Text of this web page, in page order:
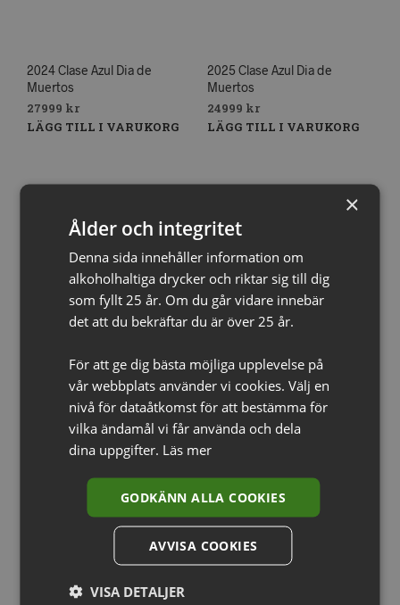
2024 Clase Azul Dia de
Muertos
27999 kr
LÄGG TILL I VARUKORG
2025 Clase Azul Dia de
Muertos
24999 kr
LÄGG TILL I VARUKORG
Clase Azul Añejo
kr
LÄGG TILL I VARUKORG
Clase Azul Ultra Añejo
29999kr
LÄGG TILL I VARUKORG
×
Ålder och integritet
Denna sida innehåller information om
alkoholhaltiga drycker och riktar sig till dig
som fyllt 25 år. Om du går vidare innebär
det att du bekräftar du är över 25 år.
För att ge dig bästa möjliga upplevelse på
vår webbplats använder vi cookies. Välj en
nivå för dataåtkomst för att bestämma för
vilka ändamål vi får använda och dela
dina uppgifter. Läs mer
GODKÄNN ALLA COOKIES
AVVISA COOKIES
VISA DETALJER